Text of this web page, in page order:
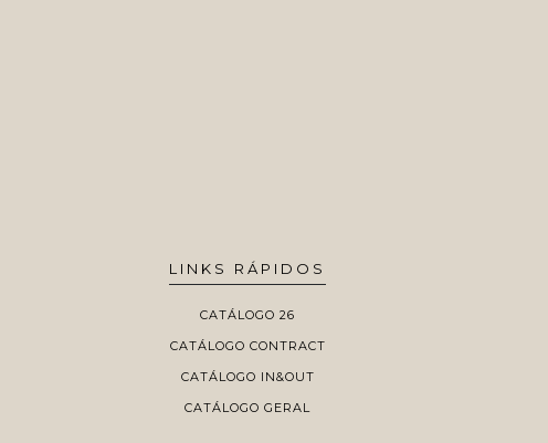
LINKS RÁPIDOS
CATÁLOGO 26
CATÁLOGO CONTRACT
CATÁLOGO IN&OUT
CATÁLOGO GERAL